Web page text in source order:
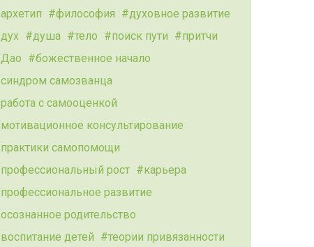
архетип
философия
духовное развитие
дух
душа тело поиск пути
притчи
Дао
божественное начало
синдром самозванца
работа с самооценкой
мотивационное консультирование
практики самопомощи
профессиональный рост
карьера
профессиональное развитие
осознанное родительство
воспитание детей
теории привязанности